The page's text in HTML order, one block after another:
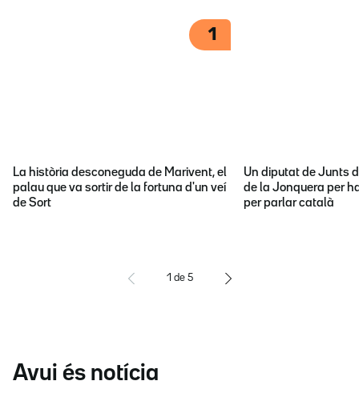
1
La història desconeguda de Marivent, el
palau que va sortir de la fortuna d'un veí
de Sort
Un diputat de Junts
de la Jonquera per
per parlar català
1 de 5
Avui és notícia